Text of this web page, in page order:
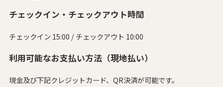
チェックイン・チェックアウト時間
チェックイン 15:00 / チェックアウト 10:00
利用可能なお支払い方法（現地払い）
現金及び下記クレジットカード、QR決済が可能です。